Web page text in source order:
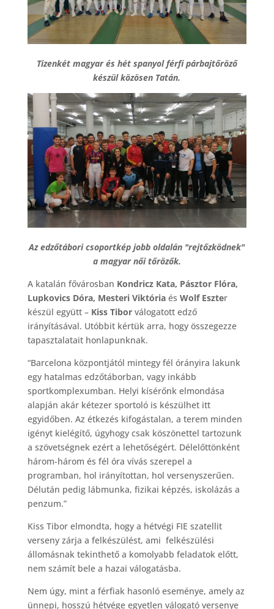
Tizenkét magyar és hét spanyol férfi párbajtőröző
készül közösen Tatán.
Az edzőtábori csoportkép jobb oldalán "rejtőzködnek"
a magyar női tőrözők.
A katalán fővárosban Kondricz Kata, Pásztor Flóra,
Lupkovics Dóra, Mesteri Viktóriaés Wolf Eszter
készül együtt – Kiss Tiborválogatott edző
irányításával. Utóbbit kértük arra, hogy összegezze
tapasztalatait honlapunknak.
“Barcelona központjától mintegy fél órányira lakunk
egy hatalmas edzőtáborban, vagy inkább
sportkomplexumban. Helyi kísérőnk elmondása
alapján akár kétezer sportoló is készülhet itt
egyidőben. Az étkezés kifogástalan, a terem minden
igényt kielégítő, úgyhogy csak köszönettel tartozunk
a szövetségnek ezért a lehetőségért. Délelőttönként
három-három és fél óra vívás szerepel a
programban, hol irányítottan, hol versenyszerűen.
Délután pedig lábmunka, fizikai képzés, iskolázás a
penzum.”
Kiss Tibor elmondta, hogy a hétvégi FIE szatellit
verseny zárja a felkészülést, ami felkészülési
állomásnak tekinthető a komolyabb feladatok előtt,
nem számít bele a hazai válogatásba.
Nem úgy, mint a férfiak hasonló eseménye, amely az
ünnepi, hosszú hétvége egyetlen válogató versenye